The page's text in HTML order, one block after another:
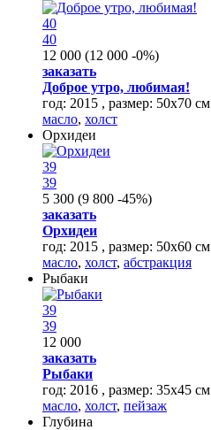
40
40
12 000 (12 000 -0%)
заказать
Доброе утро, любимая!
год: 2015 , размер: 50х70 см
масло, холст
Орхидеи
39
39
5 300 (9 800 -45%)
заказать
Орхидеи
год: 2015 , размер: 50х60 см
масло, холст, абстракция
Рыбаки
39
39
12 000
заказать
Рыбаки
год: 2016 , размер: 35х45 см
масло, холст, пейзаж
Глубина